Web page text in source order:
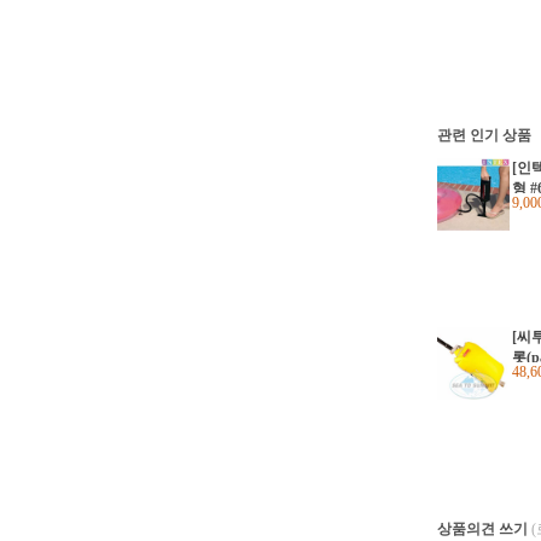
관련 인기 상품
[인
형
[씨
롯
상품의견 쓰기 (